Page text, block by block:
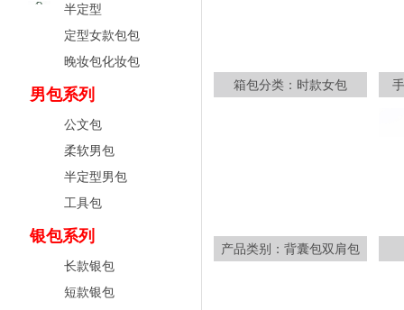
半定型
定型女款包包
晚妆包化妆包
男包系列
公文包
柔软男包
半定型男包
工具包
银包系列
长款银包
短款银包
箱包分类：时款女包
产品类别：背囊包双肩包